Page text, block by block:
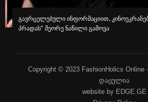
გავრცელებული ინფორმაციით,
პრადას” მეორე ნაწილი გამოვა
Copyright © 2023 FashionHolics
დაცულია
website by EDGE.GE